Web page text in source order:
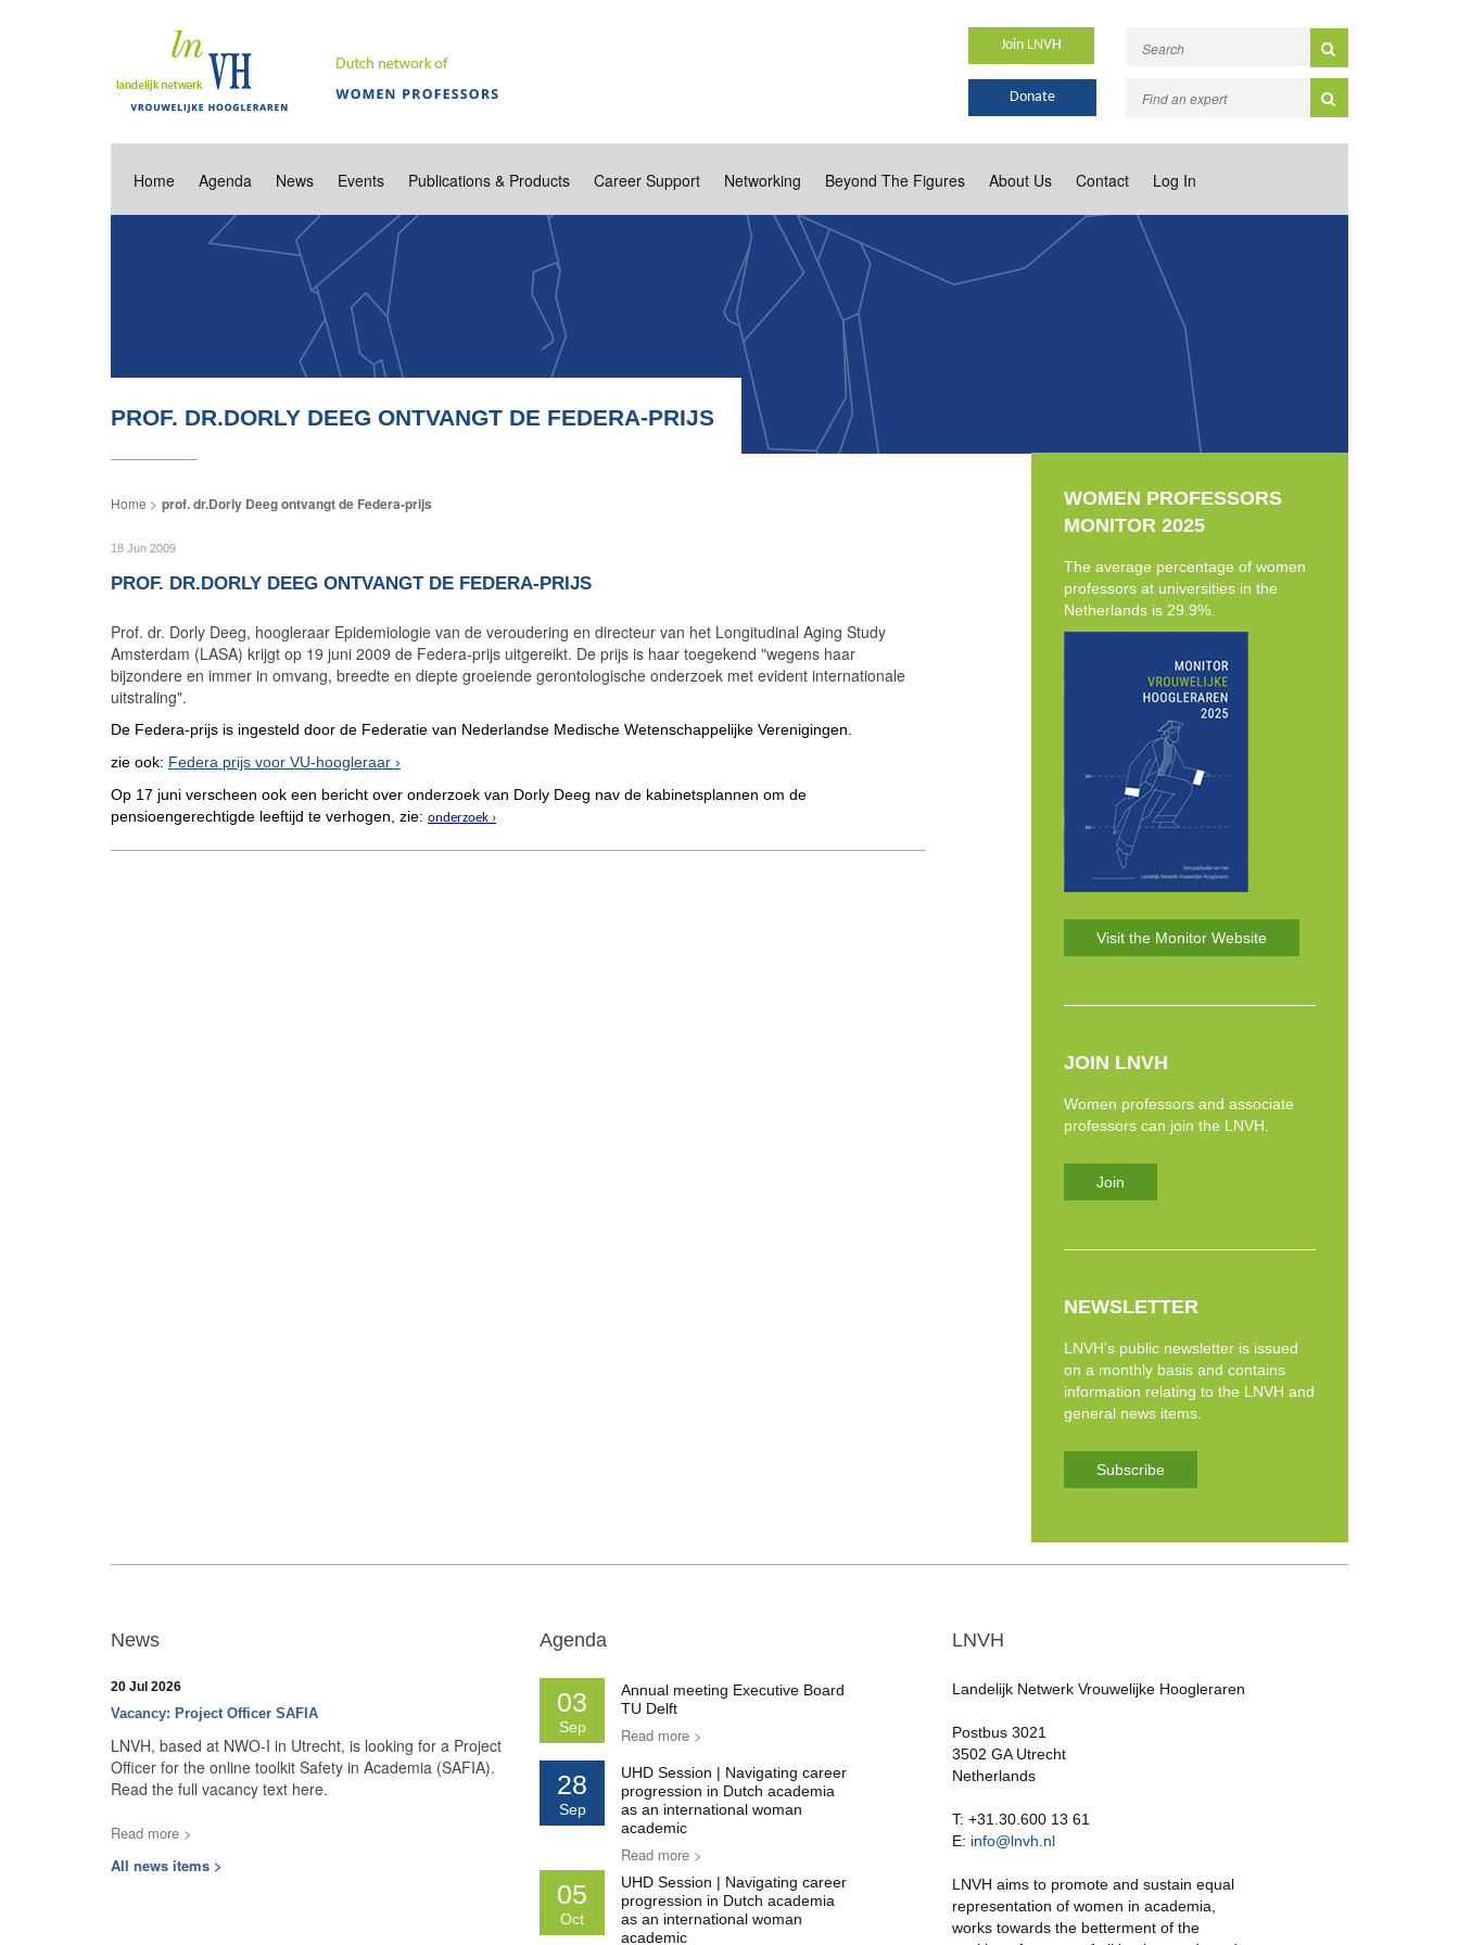
Join LNVH
Donate
Home Agenda News Events Publications & Products Career Support Networking Beyond The Figures About Us Contact Log In
PROF. DR.DORLY DEEG ONTVANGT DE FEDERA-PRIJS
prof. dr.Dorly Deeg ontvangt de Federa-prijs
18 Jun 2009
PROF. DR.DORLY DEEG ONTVANGT DE FEDERA-PRIJS
Prof. dr. Dorly Deeg, hoogleraar Epidemiologie van de veroudering en directeur van het Longitudinal Aging Study
Amsterdam (LASA) krijgt op 19 juni 2009 de Federa-prijs uitgereikt. De prijs is haar toegekend "wegens haar
bijzondere en immer in omvang, breedte en diepte groeiende gerontologische onderzoek met evident internationale
uitstraling".
De Federa-prijs is ingesteld door de Federatie van Nederlandse Medische Wetenschappelijke Verenigingen.
zie ook: Federa prijs voor VU-hoogleraar
Op 17 juni verscheen ook een bericht over onderzoek van Dorly Deeg nav de kabinetsplannen om de
pensioengerechtigde leeftijd te verhogen, zie: onderzoek
WOMEN PROFESSORS
MONITOR 2025
The average percentage of women
professors at universities in the
Netherlands is 29.9%.
Visit the Monitor Website
JOIN LNVH
Women professors and associate
professors can join the LNVH.
Join
NEWSLETTER
LNVH’s public newsletter is issued
on a monthly basis and contains
information relating to the LNVH and
general news items.
Subscribe
News
20 Jul 2026
Vacancy: Project Officer SAFIA
LNVH, based at NWO-I in Utrecht, is looking for a Project
Officer for the online toolkit Safety in Academia (SAFIA).
Read the full vacancy text here.
Read more >
All news items >
Agenda
03
Sep
Annual meeting Executive Board
TU Delft
Read more >
28
Sep
UHD Session | Navigating career
progression in Dutch academia
as an international woman
academic
Read more >
05
Oct
UHD Session | Navigating career
progression in Dutch academia
as an international woman
academic
LNVH
Landelijk Netwerk Vrouwelijke Hoogleraren
Postbus 3021
3502 GA Utrecht
Netherlands
T: +31.30.600 13 61
E: info@lnvh.nl
LNVH aims to promote and sustain equal
representation of women in academia,
works towards the betterment of the